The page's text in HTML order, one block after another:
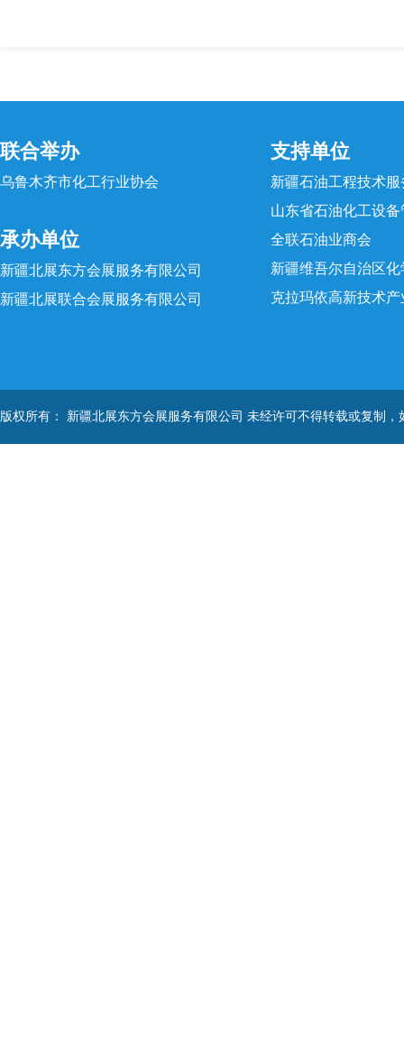
联合举办
乌鲁木齐市化工行业协会
承办单位
新疆北展东方会展服务有限公司
新疆北展联合会展服务有限公司
支持单位
新疆石油工程技术
山东省石油化工设
全联石油业商会
新疆维吾尔自治区化
克拉玛依高新技术
版权所有： 新疆北展东方会展服务有限公司 未经许可不得转载或复制